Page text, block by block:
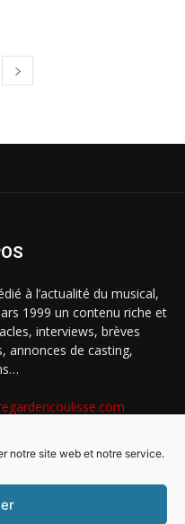
notre site web et notre service.
à l’actualité du musical,
1999 un contenu riche et
interviews, brèves
annonces de casting,